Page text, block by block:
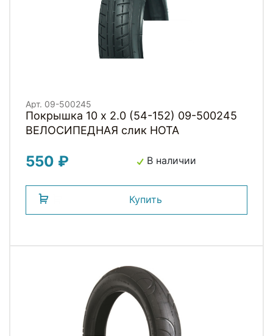
Арт. 09-500245
Покрышка 10 x 2.0 (54-152) 09-500245
ВЕЛОСИПЕДНАЯ слик HOTA
550 ₽ В наличии
Купить